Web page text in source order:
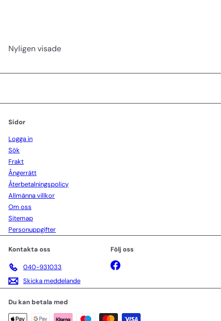
Nyligen visade
Sidor
Logga in
Sök
Frakt
Ångerrätt
Återbetalningspolicy
Allmänna villkor
Om oss
Sitemap
Personuppgifter
Kontakta oss
040-931033
Skicka meddelande
Följ oss
Facebook
Du kan betala med